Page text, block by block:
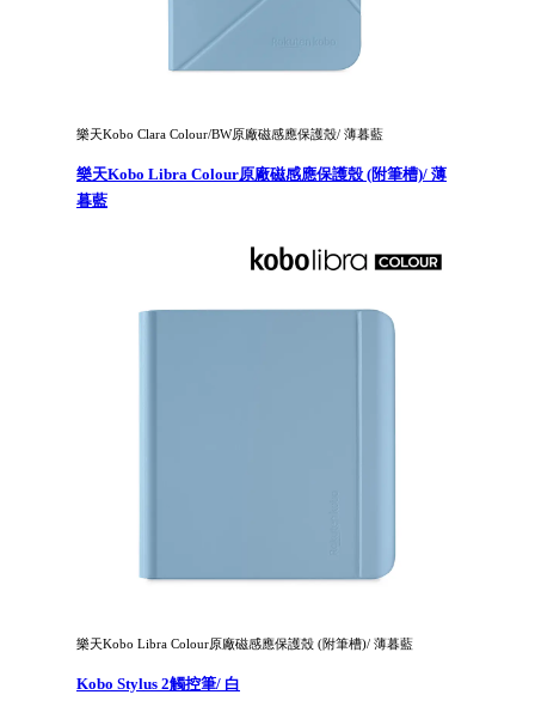
樂天Kobo Clara Colour/BW原廠磁感應保護殼/ 薄暮藍
樂天Kobo Libra Colour原廠磁感應保護殼 (附筆槽)/ 薄
暮藍
樂天Kobo Libra Colour原廠磁感應保護殼 (附筆槽)/ 薄暮藍
Kobo Stylus 2觸控筆/ 白